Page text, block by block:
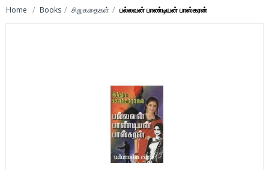
Home Books சிறுகதைகள் பல்லவன் பாண்டியன் பாஸ்கரன்